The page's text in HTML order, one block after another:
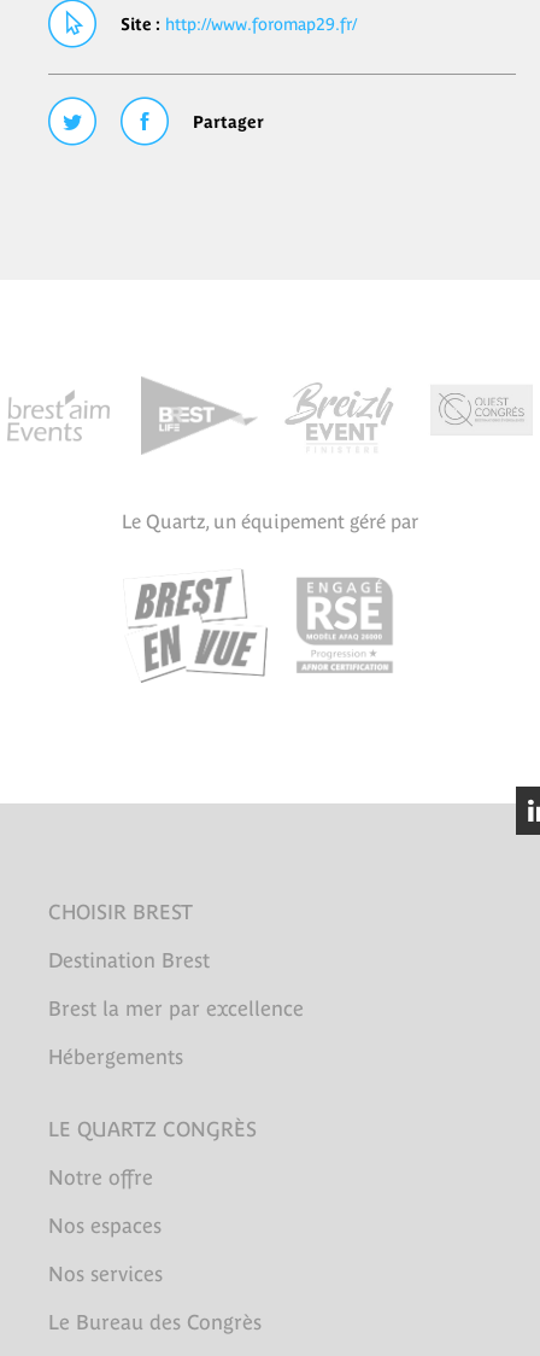
Site : http://www.foromap29.fr/
Partager
Le Quartz, un équipement géré par
CHOISIR BREST
Destination Brest
Brest la mer par excellence
Hébergements
LE QUARTZ CONGRÈS
Notre offre
Nos espaces
Nos services
Le Bureau des Congrès